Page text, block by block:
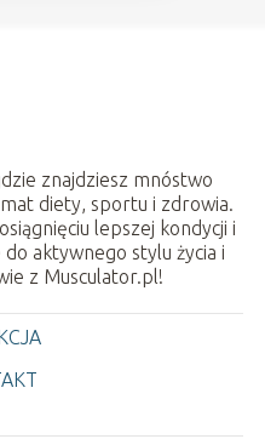
znajdziesz mnóstwo
diety, sportu i zdrowia.
lepszej kondycji i
aktywnego stylu życia i
z Musculator.pl!